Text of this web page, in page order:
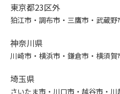
東京都23区外
狛江市・調布市・三鷹市・武蔵野
神奈川県
川崎市・横浜市・鎌倉市・横須賀
埼玉県
さいたま市・川口市・越谷市・川